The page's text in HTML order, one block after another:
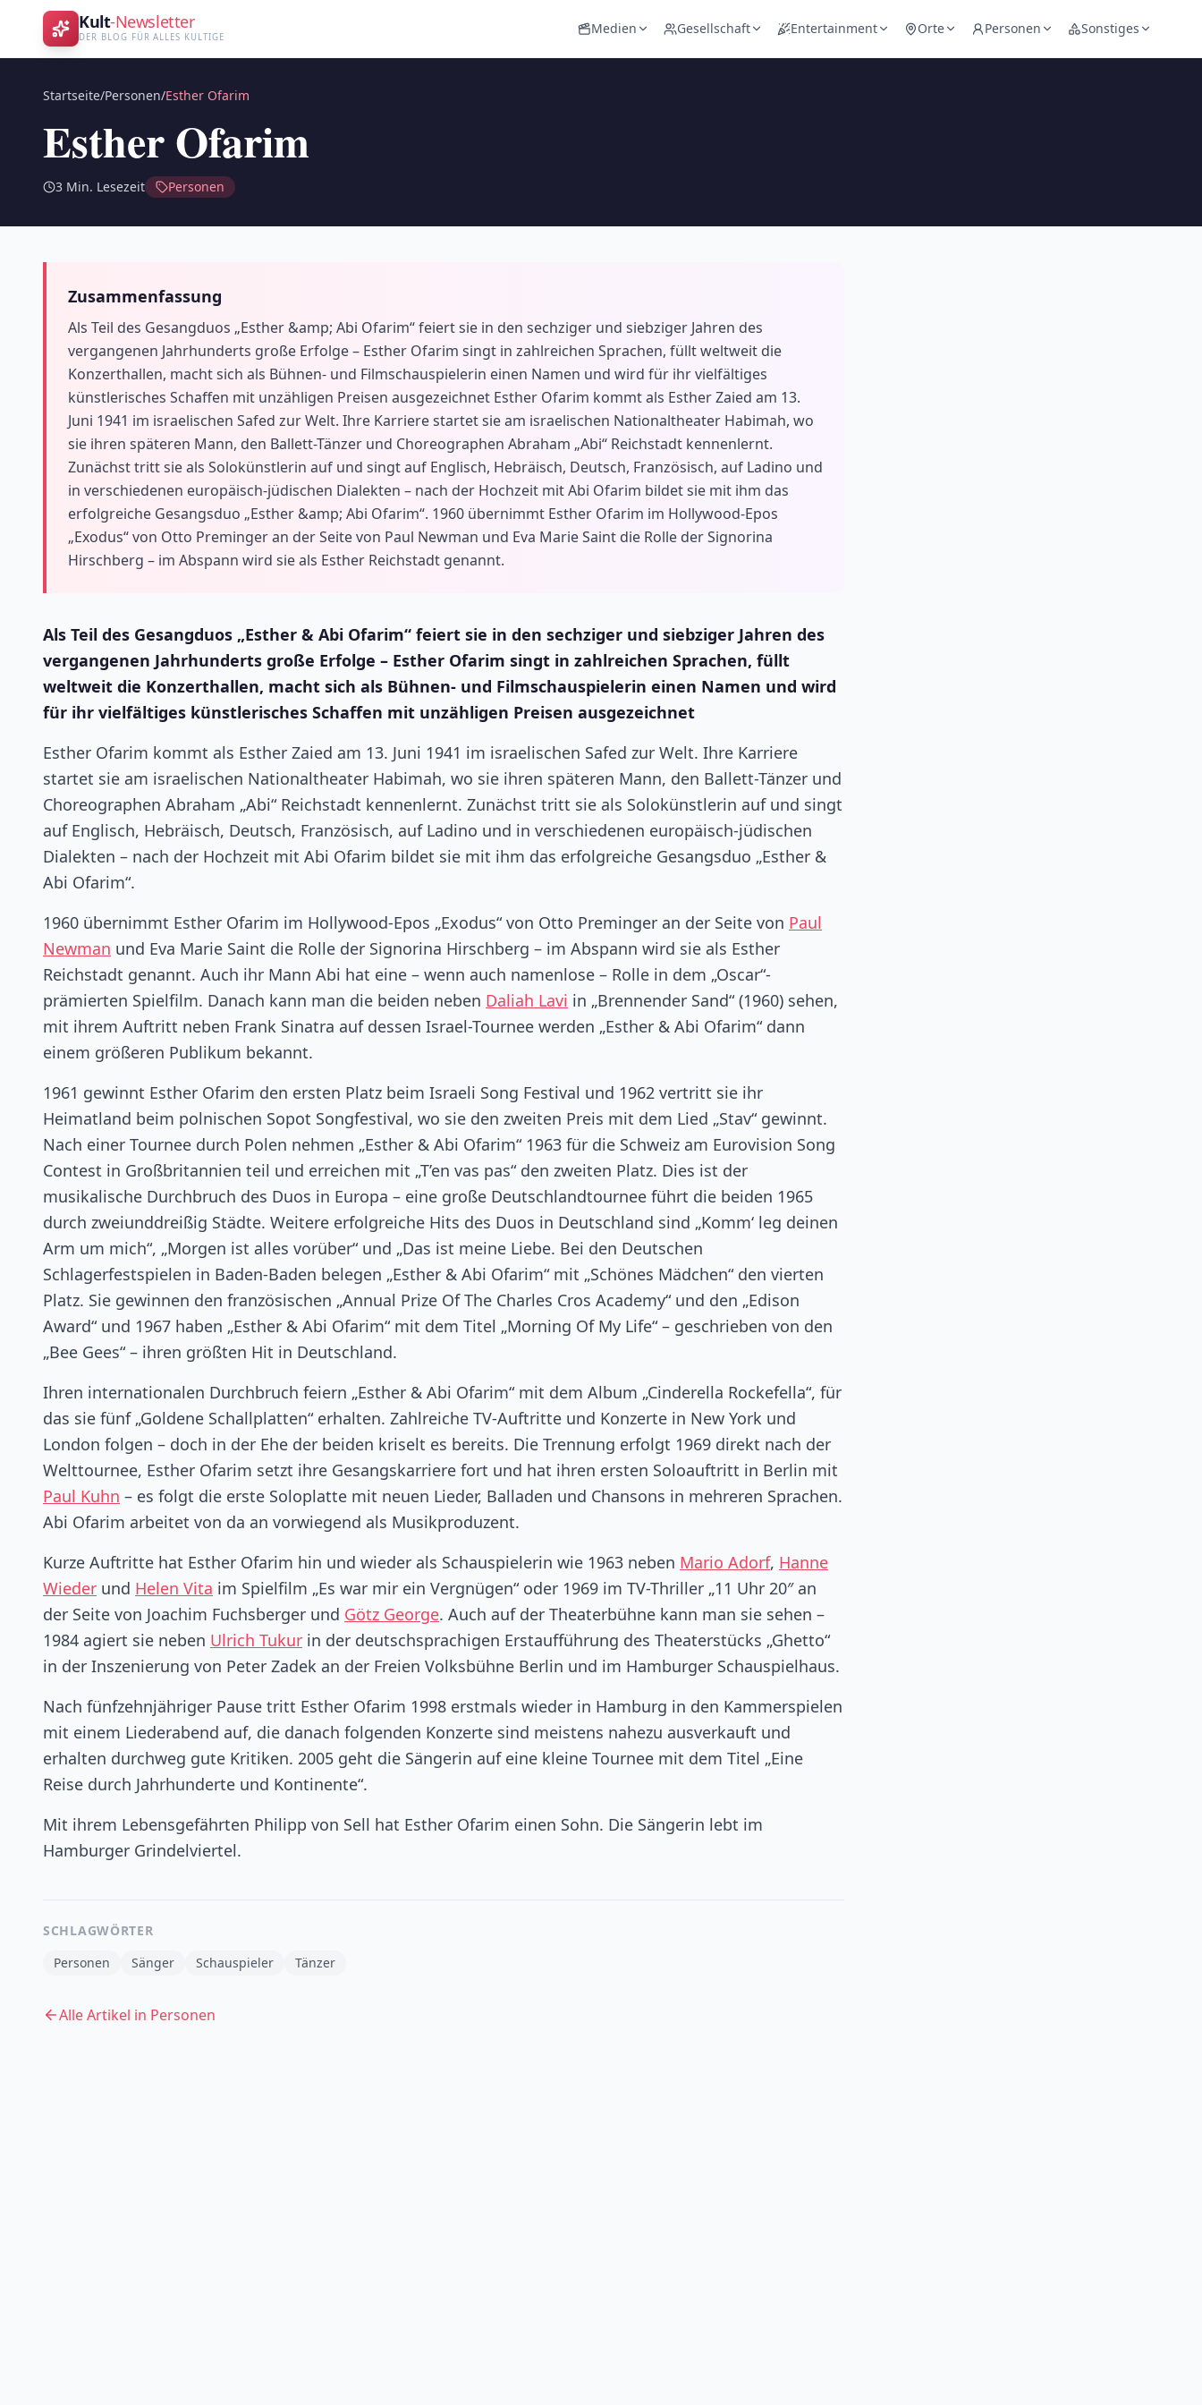
Kult-Newsletter
DER BLOG FÜR ALLES KULTIGE
Medien Gesellschaft Entertainment Orte Personen Sonstiges
Startseite/Personen/Esther Ofarim
Esther Ofarim
3 Min. Lesezeit Personen
Zusammenfassung
Als Teil des Gesangduos „Esther &amp; Abi Ofarim“ feiert sie in den sechziger und siebziger Jahren des
vergangenen Jahrhunderts große Erfolge – Esther Ofarim singt in zahlreichen Sprachen, füllt weltweit die
Konzerthallen, macht sich als Bühnen- und Filmschauspielerin einen Namen und wird für ihr vielfältiges
künstlerisches Schaffen mit unzähligen Preisen ausgezeichnet Esther Ofarim kommt als Esther Zaied am 13.
Juni 1941 im israelischen Safed zur Welt. Ihre Karriere startet sie am israelischen Nationaltheater Habimah, wo
sie ihren späteren Mann, den Ballett-Tänzer und Choreographen Abraham „Abi“ Reichstadt kennenlernt.
Zunächst tritt sie als Solokünstlerin auf und singt auf Englisch, Hebräisch, Deutsch, Französisch, auf Ladino und
in verschiedenen europäisch-jüdischen Dialekten – nach der Hochzeit mit Abi Ofarim bildet sie mit ihm das
erfolgreiche Gesangsduo „Esther &amp; Abi Ofarim“. 1960 übernimmt Esther Ofarim im Hollywood-Epos
„Exodus“ von Otto Preminger an der Seite von Paul Newman und Eva Marie Saint die Rolle der Signorina
Hirschberg – im Abspann wird sie als Esther Reichstadt genannt.
Als Teil des Gesangduos „Esther & Abi Ofarim“ feiert sie in den sechziger und siebziger Jahren des
vergangenen Jahrhunderts große Erfolge – Esther Ofarim singt in zahlreichen Sprachen, füllt
weltweit die Konzerthallen, macht sich als Bühnen- und Filmschauspielerin einen Namen und wird
für ihr vielfältiges künstlerisches Schaffen mit unzähligen Preisen ausgezeichnet
Esther Ofarim kommt als Esther Zaied am 13. Juni 1941 im israelischen Safed zur Welt. Ihre Karriere
startet sie am israelischen Nationaltheater Habimah, wo sie ihren späteren Mann, den Ballett-Tänzer und
Choreographen Abraham „Abi“ Reichstadt kennenlernt. Zunächst tritt sie als Solokünstlerin auf und singt
auf Englisch, Hebräisch, Deutsch, Französisch, auf Ladino und in verschiedenen europäisch-jüdischen
Dialekten – nach der Hochzeit mit Abi Ofarim bildet sie mit ihm das erfolgreiche Gesangsduo „Esther &
Abi Ofarim“.
1960 übernimmt Esther Ofarim im Hollywood-Epos „Exodus“ von Otto Preminger an der Seite von Paul
Newman und Eva Marie Saint die Rolle der Signorina Hirschberg – im Abspann wird sie als Esther
Reichstadt genannt. Auch ihr Mann Abi hat eine – wenn auch namenlose – Rolle in dem „Oscar“-
prämierten Spielfilm. Danach kann man die beiden neben Daliah Lavi in „Brennender Sand“ (1960) sehen,
mit ihrem Auftritt neben Frank Sinatra auf dessen Israel-Tournee werden „Esther & Abi Ofarim“ dann
einem größeren Publikum bekannt.
1961 gewinnt Esther Ofarim den ersten Platz beim Israeli Song Festival und 1962 vertritt sie ihr
Heimatland beim polnischen Sopot Songfestival, wo sie den zweiten Preis mit dem Lied „Stav“ gewinnt.
Nach einer Tournee durch Polen nehmen „Esther & Abi Ofarim“ 1963 für die Schweiz am Eurovision Song
Contest in Großbritannien teil und erreichen mit „T’en vas pas“ den zweiten Platz. Dies ist der
musikalische Durchbruch des Duos in Europa – eine große Deutschlandtournee führt die beiden 1965
durch zweiunddreißig Städte. Weitere erfolgreiche Hits des Duos in Deutschland sind „Komm‘ leg deinen
Arm um mich“, „Morgen ist alles vorüber“ und „Das ist meine Liebe. Bei den Deutschen
Schlagerfestspielen in Baden-Baden belegen „Esther & Abi Ofarim“ mit „Schönes Mädchen“ den vierten
Platz. Sie gewinnen den französischen „Annual Prize Of The Charles Cros Academy“ und den „Edison
Award“ und 1967 haben „Esther & Abi Ofarim“ mit dem Titel „Morning Of My Life“ – geschrieben von den
„Bee Gees“ – ihren größten Hit in Deutschland.
Ihren internationalen Durchbruch feiern „Esther & Abi Ofarim“ mit dem Album „Cinderella Rockefella“, für
das sie fünf „Goldene Schallplatten“ erhalten. Zahlreiche TV-Auftritte und Konzerte in New York und
London folgen – doch in der Ehe der beiden kriselt es bereits. Die Trennung erfolgt 1969 direkt nach der
Welttournee, Esther Ofarim setzt ihre Gesangskarriere fort und hat ihren ersten Soloauftritt in Berlin mit
Paul Kuhn – es folgt die erste Soloplatte mit neuen Lieder, Balladen und Chansons in mehreren Sprachen.
Abi Ofarim arbeitet von da an vorwiegend als Musikproduzent.
Kurze Auftritte hat Esther Ofarim hin und wieder als Schauspielerin wie 1963 neben Mario Adorf, Hanne
Wieder und Helen Vita im Spielfilm „Es war mir ein Vergnügen“ oder 1969 im TV-Thriller „11 Uhr 20″ an
der Seite von Joachim Fuchsberger und Götz George. Auch auf der Theaterbühne kann man sie sehen –
1984 agiert sie neben Ulrich Tukur in der deutschsprachigen Erstaufführung des Theaterstücks „Ghetto“
in der Inszenierung von Peter Zadek an der Freien Volksbühne Berlin und im Hamburger Schauspielhaus.
Nach fünfzehnjähriger Pause tritt Esther Ofarim 1998 erstmals wieder in Hamburg in den Kammerspielen
mit einem Liederabend auf, die danach folgenden Konzerte sind meistens nahezu ausverkauft und
erhalten durchweg gute Kritiken. 2005 geht die Sängerin auf eine kleine Tournee mit dem Titel „Eine
Reise durch Jahrhunderte und Kontinente“.
Mit ihrem Lebensgefährten Philipp von Sell hat Esther Ofarim einen Sohn. Die Sängerin lebt im
Hamburger Grindelviertel.
SCHLAGWÖRTER
Personen
Sänger Schauspieler Tänzer
Alle Artikel in Personen